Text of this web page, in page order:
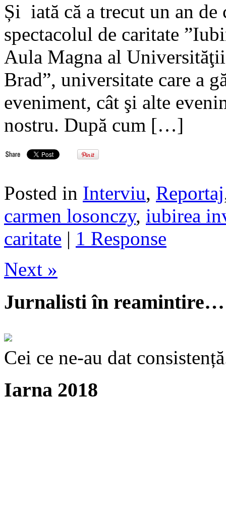
Și iată că a trecut un an
spectacolul de caritate
Aula Magna al
Brad”, universitate care a
eveniment, cât şi alte
nostru. După cum […]
Posted in Interviu, Reportaj
carmen losonczy, iubirea
caritate | 1 Response
Next »
Jurnalisti în reamintire…
Cei ce ne-au dat
Iarna 2018